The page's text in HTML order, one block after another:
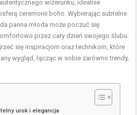
wizerunku, idealnie
ceremonii boho. Wybierając subtelne
panna młoda może poczuć się
przez cały dzień swojego ślubu.
się inspiracjom oraz technikom, które
wygląd, łącząc w sobie zarówno trendy,
urok i elegancja